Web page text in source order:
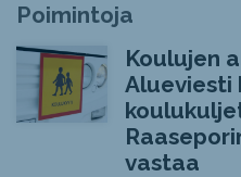
Poimintoja
Koulujen
Alueviesti
vastaa